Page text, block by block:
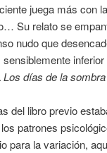
juega más con
Su relato se
nudo que
sensiblemente
Los días de la sombra
del libro previo
patrones
para la variación,